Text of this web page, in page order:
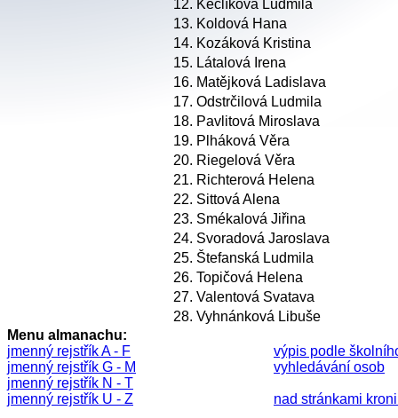
12. Keclíková Ludmila
13. Koldová Hana
14. Kozáková Kristina
15. Látalová Irena
16. Matějková Ladislava
17. Odstrčilová Ludmila
18. Pavlitová Miroslava
19. Plháková Věra
20. Riegelová Věra
21. Richterová Helena
22. Sittová Alena
23. Smékalová Jiřina
24. Svoradová Jaroslava
25. Štefanská Ludmila
26. Topičová Helena
27. Valentová Svatava
28. Vyhnánková Libuše
Menu almanachu:
jmenný rejstřík A - F
jmenný rejstřík G - M
jmenný rejstřík N - T
jmenný rejstřík U - Z
výpis podle
vyhledávání osob
nad stránkami